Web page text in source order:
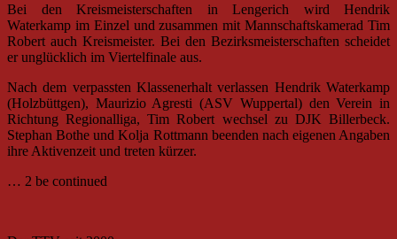
Bei den Kreismeisterschaften in Lengerich wird Hendrik
Waterkamp im Einzel und zusammen mit Mannschaftskamerad Tim
Robert auch Kreismeister. Bei den Bezirksmeisterschaften scheidet
er unglücklich im Viertelfinale aus.
Nach dem verpassten Klassenerhalt verlassen Hendrik Waterkamp
(Holzbüttgen), Maurizio Agresti (ASV Wuppertal) den Verein in
Richtung Regionalliga, Tim Robert wechsel zu DJK Billerbeck.
Stephan Bothe und Kolja Rottmann beenden nach eigenen Angaben
ihre Aktivenzeit und treten kürzer.
… 2 be continued